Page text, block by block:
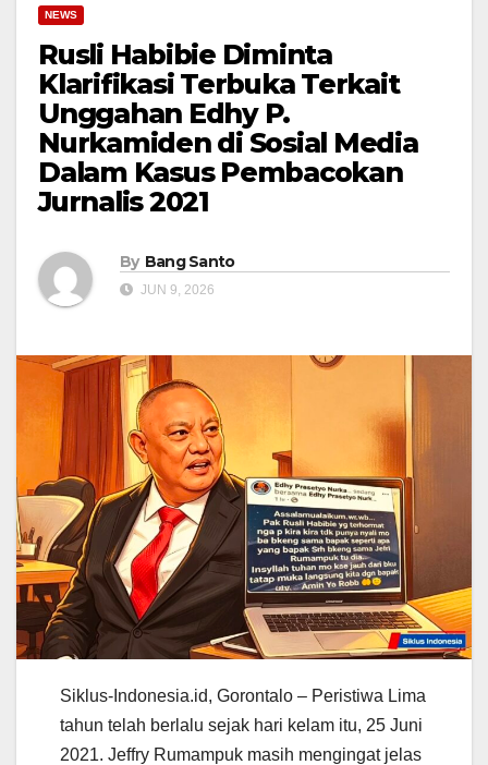
NEWS
Rusli Habibie Diminta
Klarifikasi Terbuka Terkait
Unggahan Edhy P.
Nurkamiden di Sosial Media
Dalam Kasus Pembacokan
Jurnalis 2021
By Bang Santo
JUN 9, 2026
Siklus-Indonesia.id, Gorontalo – Peristiwa Lima
tahun telah berlalu sejak hari kelam itu, 25 Juni
2021. Jeffry Rumampuk masih mengingat jelas